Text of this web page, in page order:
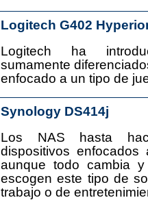
Logitech G402
Logitech ha
sumamente
enfocado a un tipo de
Synology DS414j
Los NAS hasta
dispositivos
aunque todo cambia
escogen este tipo de
trabajo o de